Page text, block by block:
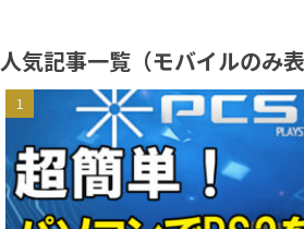
人気記事一覧（モバイルのみ表